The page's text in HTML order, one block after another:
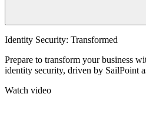
Identity Security: Transformed
Prepare to transform your business
identity security, driven by SailPoint
Watch video